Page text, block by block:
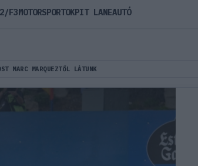
MARC MARQUEZTŐL LÁTUNK
F3MOTORSPORTOKPIT LANEAUTÓ